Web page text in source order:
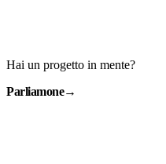
Hai un progetto in mente?
Parliamone→